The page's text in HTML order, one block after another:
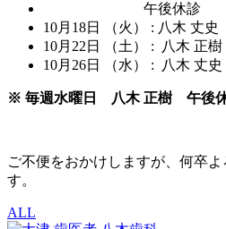
午後休診
10月18日 （火） : 八木 丈
10月22日 （土） : 八木 正
10月26日 （水） : 八木 丈
※ 毎週水曜日 八木 正樹 午後
ご不便をおかけしますが、何卒
す。
ALL